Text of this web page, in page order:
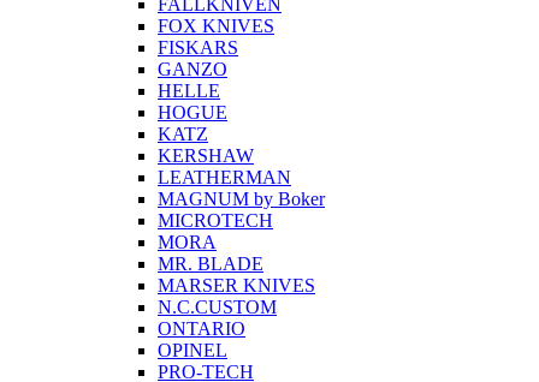
FALLKNIVEN
FOX KNIVES
FISKARS
GANZO
HELLE
HOGUE
KATZ
KERSHAW
LEATHERMAN
MAGNUM by Boker
MICROTECH
MORA
MR. BLADE
MARSER KNIVES
N.C.CUSTOM
ONTARIO
OPINEL
PRO-TECH